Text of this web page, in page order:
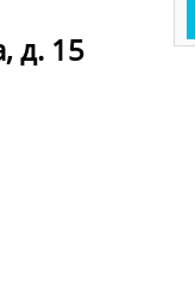
д. 15